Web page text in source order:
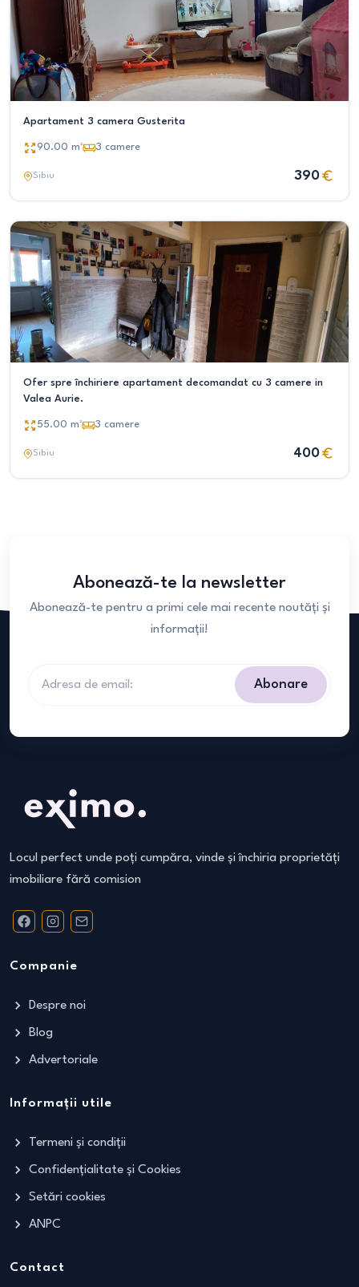
Apartament 3 camera Gusterita
90.00 m² 3 camere
Sibiu 390
Ofer spre închiriere apartament decomandat cu 3 camere in
Valea Aurie.
55.00 m² 3 camere
Sibiu 400
Abonează-te la newsletter
Abonează-te pentru a primi cele mai recente noutăți și
informații!
Abonare
Locul perfect unde poți cumpăra, vinde și închiria proprietăți
imobiliare fără comision
Companie
Despre noi
Blog
Advertoriale
Informații utile
Termeni și condiții
Confidențialitate și Cookies
Setări cookies
ANPC
Contact